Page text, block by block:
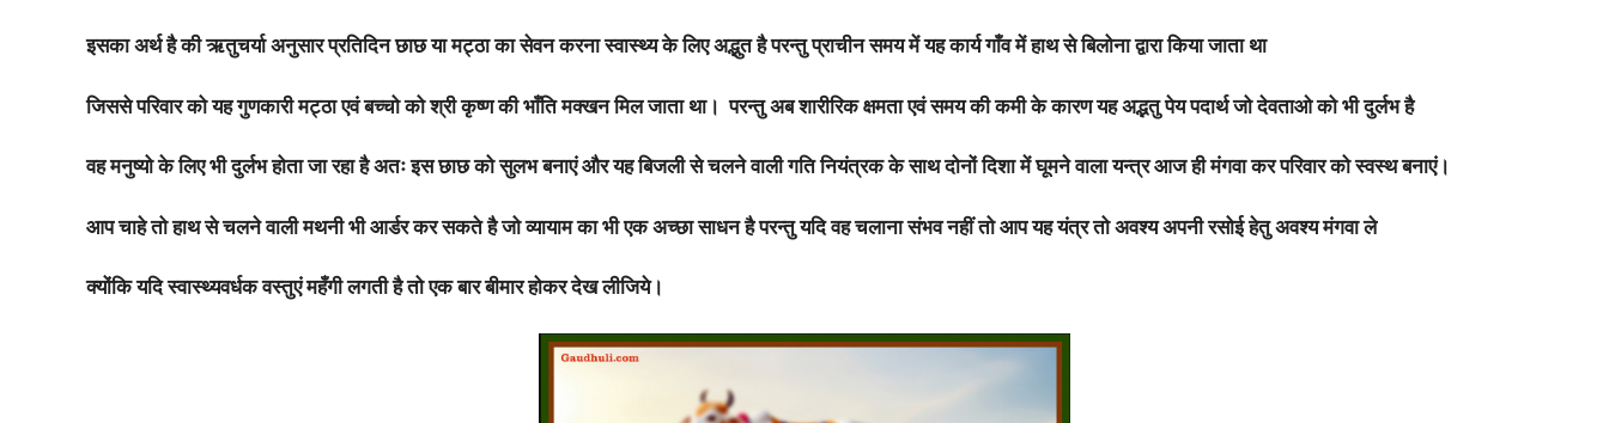
साथ
-
1
10
Shipping
इसका अर्थ है की ऋतुचर्या अनुसार प्रतिदिन छाछ या मट्ठा का सेवन करना स्वास्थ्य के लिए अद्भुत है परन्तु प्राचीन समय में यह कार्य गाँव में हाथ से बिलोना द्वारा किया जाता था
जिससे परिवार को यह गुणकारी मट्ठा एवं बच्चो को श्री कृष्ण की भाँति मक्खन मिल जाता था। परन्तु अब शारीरिक क्षमता एवं समय की कमी के कारण यह अद्भतु पेय पदार्थ जो देवताओ को भी दुर्लभ है
वह मनुष्यो के लिए भी दुर्लभ होता जा रहा है अतः इस छाछ को सुलभ बनाएं और यह बिजली से चलने वाली गति नियंत्रक के साथ दोनों दिशा में घूमने वाला यन्त्र आज ही मंगवा कर परिवार को स्वस्थ बनाएं।
आप चाहे तो हाथ से चलने वाली मथनी भी आर्डर कर सकते है जो व्यायाम का भी एक अच्छा साधन है परन्तु यदि वह चलाना संभव नहीं तो आप यह यंत्र तो अवश्य अपनी रसोई हेतु अवश्य मंगवा ले
क्योंकि यदि स्वास्थ्यवर्धक वस्तुएं महँगी लगती है तो एक बार बीमार होकर देख लीजिये।